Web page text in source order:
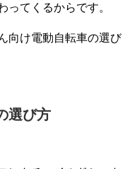
ってくるからです。
向け電動自転車の選び
選び方